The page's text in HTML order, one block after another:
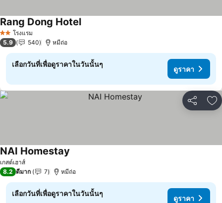
2 ดาวโรงแรม
Rang Dong Hotelดูราคา
5.9 540 หมีถ่อ
เลือกวันที่เพื่อดูราคาในวันนั้นๆ
ดูราคา
แชร์ เ
เกสต์เฮาส์
NAI Homestay
8.2 ดีมาก 7 หมีถ่อ
เลือกวันที่เพื่อดูราคาในวันนั้นๆ
ดูราคา